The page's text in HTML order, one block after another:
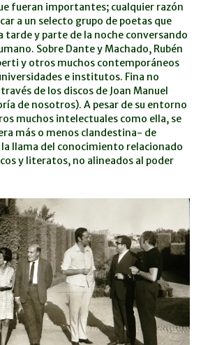
fueran importantes; cualquier razón
a un selecto grupo de poetas que
tarde y parte de la noche conversando
Sobre Dante y Machado, Rubén
y otros muchos contemporáneos
e institutos. Fina no
de los discos de Joan Manuel
de nosotros). A pesar de su entorno
muchos intelectuales como ella, se
más o menos clandestina- de
llama del conocimiento relacionado
y literatos, no alineados al poder